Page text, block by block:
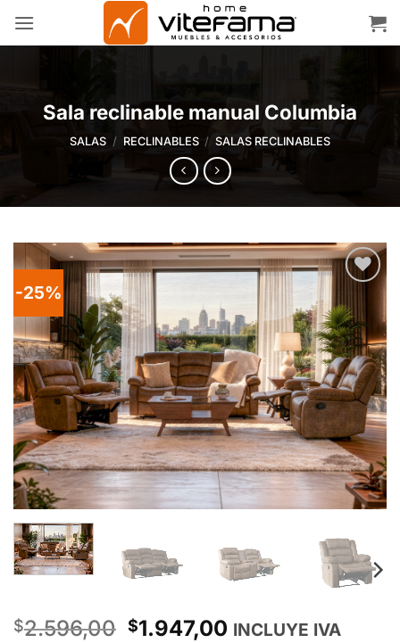
Sala reclinable manual Columbia
SALAS / RECLINABLES / SALAS RECLINABLES
-25%
wishlist
$2.596,00 Original
$1.947,00 Current
INCLUYE IVA